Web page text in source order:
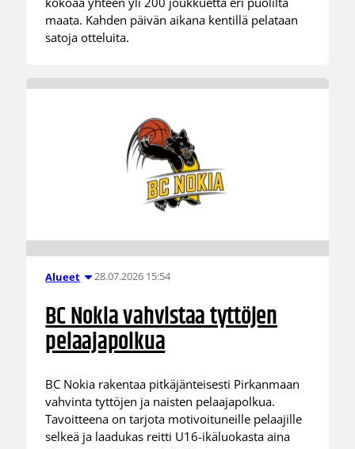
maata. Kahden päivän aikana kentillä pelataan
satoja otteluita.
Alueet 28.07.2026 15:54
BC Nokia vahvistaa tyttöjen
pelaajapolkua
BC Nokia rakentaa pitkäjänteisesti Pirkanmaan
vahvinta tyttöjen ja naisten pelaajapolkua.
Tavoitteena on tarjota motivoituneille pelaajille
selkeä ja laadukas reitti U16-ikäluokasta aina